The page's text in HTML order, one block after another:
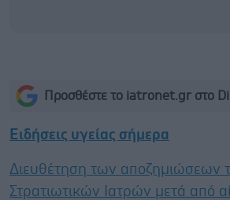
Προσθέστε το iatronet.gr στο
Ειδήσεις υγείας σήμερα
Διευθέτηση των αποζημιώσεων
Στρατιωτικών Ιατρών μετά από